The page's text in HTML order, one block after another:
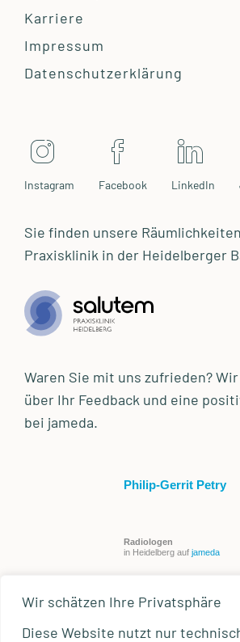
Wir schätzen Ihre Privatsphäre
Diese Website nutzt nur
Karriere
Impressum
Datenschutzerklärung
Instagram Facebook LinkedIn
Sie finden unsere
Praxisklinik in der Heidelberger
Waren Sie mit uns zufrieden?
über Ihr Feedback und eine
bei jameda.
Philip-Gerrit Petry
Radiologen
in Heidelberg auf jameda